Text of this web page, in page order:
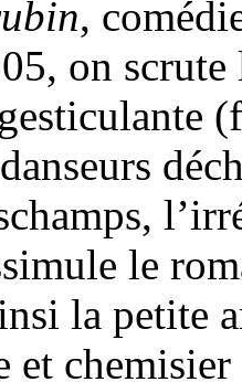
,
on
le
la petite
et